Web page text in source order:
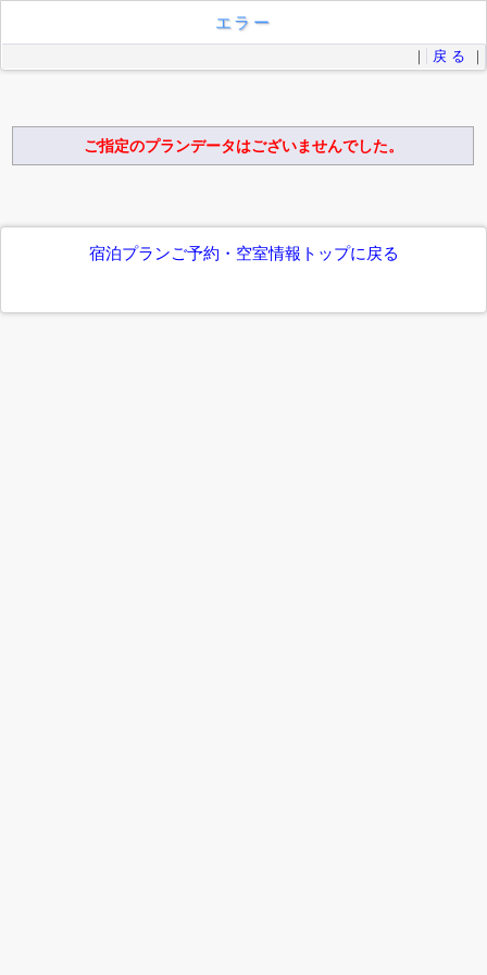
エラー
｜ 戻 る ｜
ご指定のプランデータはございませんでした。
宿泊プランご予約・空室情報トップに戻る